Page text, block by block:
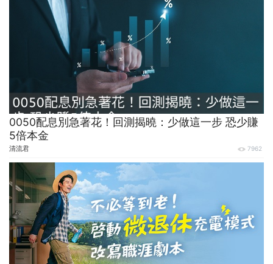
0050配息別急著花！回測揭曉：少做這一步 恐少賺
5倍本金
清流君 7962